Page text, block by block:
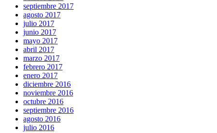
septiembre 2017
agosto 2017
julio 2017
junio 2017
mayo 2017
abril 2017
marzo 2017
febrero 2017
enero 2017
diciembre 2016
noviembre 2016
octubre 2016
septiembre 2016
agosto 2016
julio 2016